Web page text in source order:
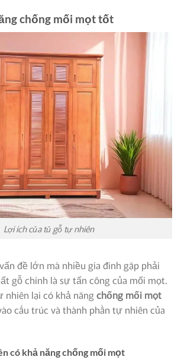
chống mối mọt tốt
Lợi ích của tủ gỗ tự nhiên
đề lớn mà nhiều gia đình gặp phải
gỗ chính là sự tấn công của mối mọt.
nhiên lại có khả năngchống mối mọt
cấu trúc và thành phần tự nhiên của
có khả năng chống mối mọt